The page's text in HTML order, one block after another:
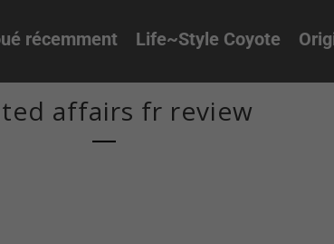
récemment Life~Style Coyote
affairs fr review